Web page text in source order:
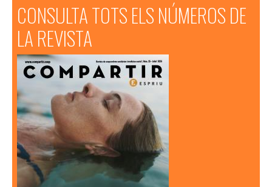
CONSULTA TOTS ELS NÚMEROS DE
LA REVISTA